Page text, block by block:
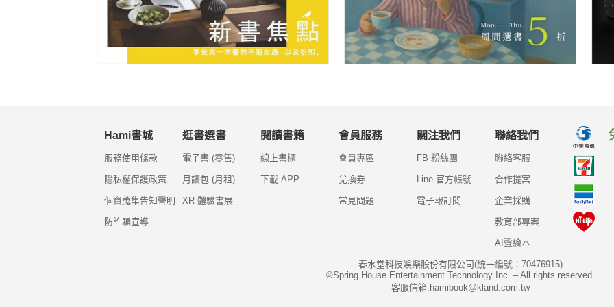
Hami書城
服務使用條款
隱私權保護政策
個資蒐集告知聲明
防詐騙宣導
逛書選書
電子書 (零售)
月讀包 (月租)
XR 體驗書展
閱讀書籍
線上書櫃
下載 APP
會員服務
會員專區
兌換券
常見問題
關注我們
FB 粉絲團
Line 官方帳號
電子報訂閱
聯絡我們
聯絡客服
合作提案
企業採購
教育部專案
AI聲繪本
春水堂科技娛樂股份有限公司(統一編號：70476915)
©Spring House Entertainment Technology Inc. – All rights reserved.
客服信箱:hamibook@kland.com.tw